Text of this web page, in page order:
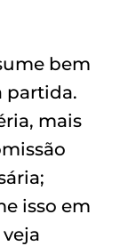
bem
partida.
mais
isso em